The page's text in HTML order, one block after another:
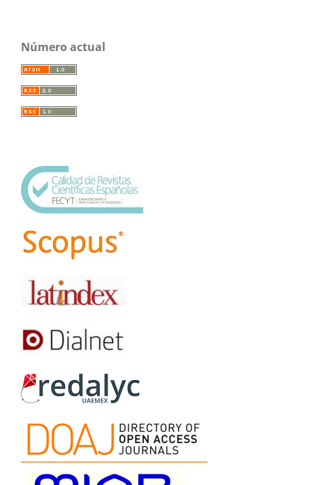
Número actual